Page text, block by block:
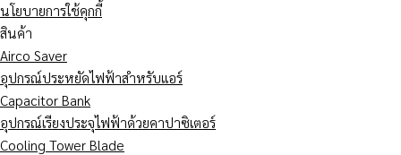
นโยบายการใช้คุกกี้
สินค้า
Airco Saver
อุปกรณ์ประหยัดไฟฟ้าสำหรับแอร์
Capacitor Bank
อุปกรณ์เรียงประจุไฟฟ้าด้วยคาปาซิเตอร์
Cooling Tower Blade